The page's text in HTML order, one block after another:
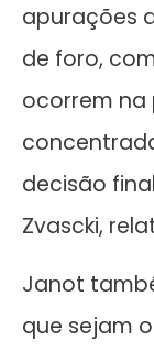
apurações
de foro,
ocorrem na
decisão
Zvascki,
Janot
que sejam